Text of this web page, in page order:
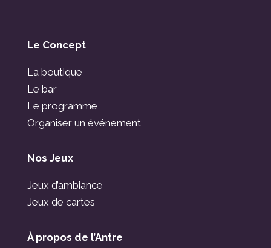
Le Concept
La boutique
Le bar
Le programme
Organiser un événement
Nos Jeux
Jeux d’ambiance
Jeux de cartes
À propos de l’Antre